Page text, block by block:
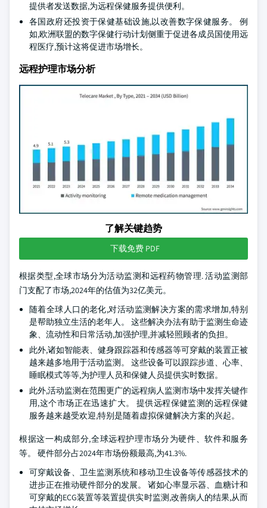
提供者发送数据,为远程保健服务提供便利。
各国政府还投资于保健基础设施,以改善数字保健服务。 例
如,欧洲联盟的数字保健行动计划侧重于促进各成员国使用远
程医疗,预计这将促进市场增长。
远程护理市场分析
了解关键趋势
下载免费 PDF
根据类型,全球市场分为活动监测和远程药物管理. 活动监测部
门支配了市场,2024年的估值为32亿美元。
随着全球人口的老化,对活动监测解决方案的需求增加,特别
是帮助独立生活的老年人。 这些解决办法有助于监测生命迹
象、流动性和日常活动,加强护理,并减轻照顾者的负担。
此外,诸如智能表、健身跟踪器和传感器等可穿戴的装置正被
越来越多地用于活动监测。 这些设备可以跟踪步道、心率、
睡眠模式等等,为护理人员和保健人员提供实时数据。
此外,活动监测在范围更广的远程病人监测市场中发挥关键作
用,这个市场正在迅速扩大。 提供远程保健监测的远程保健
服务越来越受欢迎,特别是随着虚拟保健解决方案的兴起。
根据这一构成部分,全球远程护理市场分为硬件、软件和服务
等。 硬件部分占2024年市场份额最高,为41.3%.
可穿戴设备、卫生监测系统和移动卫生设备等传感器技术的
进步正在推动硬件部分的发展。 诸如心率显示器、血糖计和
可穿戴的ECG装置等装置提供实时监测,改善病人的结果,从而